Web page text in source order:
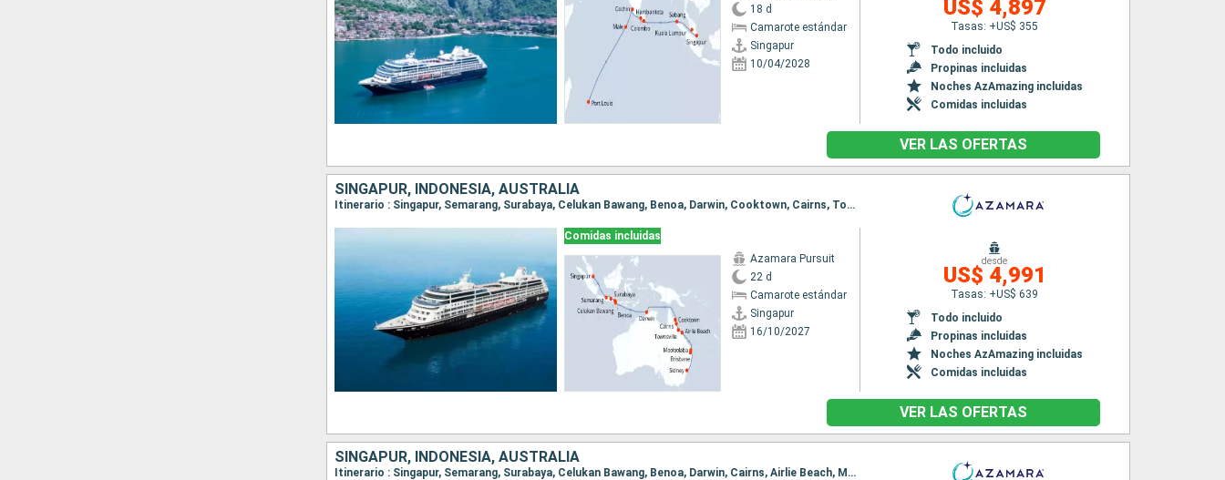
18 d
Camarote estándar
Singapur
10/04/2028
US$ 4,897
Tasas: +US$ 355
Todo incluido
Propinas incluidas
Noches AzAmazing incluidas
Comidas incluidas
VER LAS OFERTAS
SINGAPUR, INDONESIA, AUSTRALIA
Itinerario : Singapur, Semarang, Surabaya, Celukan Bawang, Benoa, Darwin, Cooktown, Cairns, Townsville, Airlie Beach, Mooloolaba, Brisbane, Sidney
Comidas incluidas
Azamara Pursuit
22 d
Camarote estándar
Singapur
16/10/2027
desde
US$ 4,991
Tasas: +US$ 639
Todo incluido
Propinas incluidas
Noches AzAmazing incluidas
Comidas incluidas
VER LAS OFERTAS
SINGAPUR, INDONESIA, AUSTRALIA
Itinerario : Singapur, Semarang, Surabaya, Celukan Bawang, Benoa, Darwin, Cairns, Airlie Beach, Mooloolaba, Sidney